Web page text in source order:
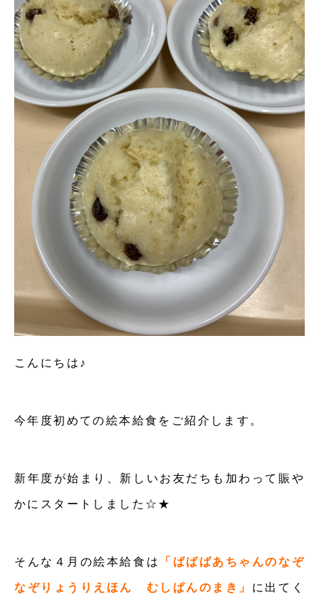
こんにちは♪
今年度初めての絵本給食をご紹介します。
新年度が始まり、新しいお友だちも加わって賑や
かにスタートしました☆★
そんな４月の絵本給食は 「ばばばあちゃんのなぞ
なぞりょうりえほん むしぱんのまき」 に出てく